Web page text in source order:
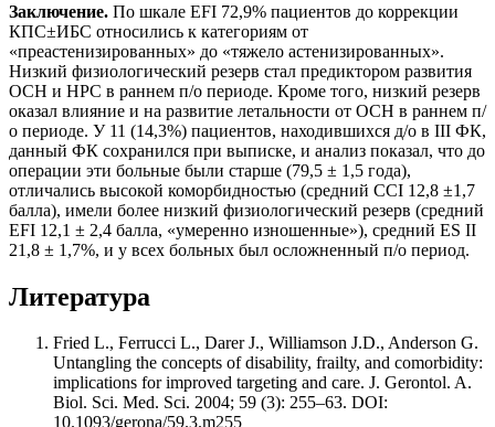
Заключение. По шкале EFI 72,9% пациентов до коррекции
КПС±ИБС относились к категориям от
«преастенизированных» до «тяжело астенизированных».
Низкий физиологический резерв стал предиктором развития
ОСН и НРС в раннем п/о периоде. Кроме того, низкий резерв
оказал влияние и на развитие летальности от ОСН в раннем п/
о периоде. У 11 (14,3%) пациентов, находившихся д/о в III ФК,
данный ФК сохранился при выписке, и анализ показал, что до
операции эти больные были старше (79,5 ± 1,5 года),
отличались высокой коморбидностью (средний CCI 12,8 ±1,7
балла), имели более низкий физиологический резерв (средний
EFI 12,1 ± 2,4 балла, «умеренно изношенные»), средний ES II
21,8 ± 1,7%, и у всех больных был осложненный п/о период.
Литература
Fried L., Ferrucci L., Darer J., Williamson J.D., Anderson G.
Untangling the concepts of disability, frailty, and comorbidity:
implications for improved targeting and care. J. Gerontol. A.
Biol. Sci. Med. Sci. 2004; 59 (3): 255–63. DOI:
10.1093/gerona/59.3.m255